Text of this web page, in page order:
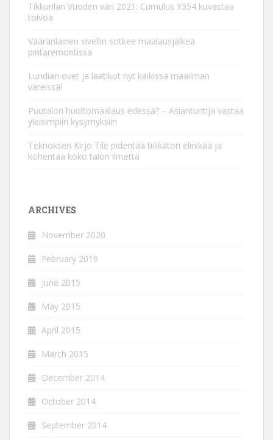
Tikkurilan Vuoden väri 2021: Cumulus Y354 kuvastaa
toivoa
Vääränlainen sivellin sotkee maalausjälkeä
pintaremontissa
Lundian ovet ja laatikot nyt kaikissa maailman
väreissä!
Puutalon huoltomaalaus edessä? – Asiantuntija vastaa
yleisimpiin kysymyksiin
Teknoksen Kirjo Tile pidentää tiilikaton elinikää ja
kohentaa koko talon ilmettä
ARCHIVES
November 2020
February 2019
June 2015
May 2015
April 2015
March 2015
December 2014
October 2014
September 2014